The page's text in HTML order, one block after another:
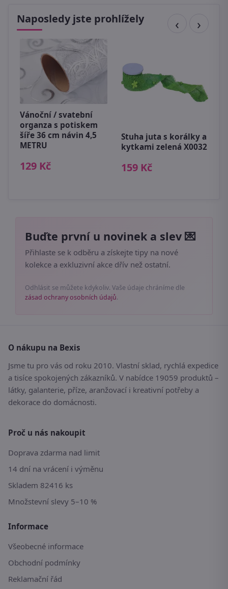
Naposledy jste prohlížely
Vánoční / svatební
organza s potiskem
šíře 36 cm návin 4,5
METRU
129 Kč
Stuha juta s korálky a
kytkami zelená X0032
159 Kč
Buďte první u novinek a slev 💌
Přihlaste se k odběru a získejte tipy na nové
kolekce a exkluzivní akce dřív než ostatní.
Odhlásit se můžete kdykoliv. Vaše údaje chráníme dle
zásad ochrany osobních údajů.
O nákupu na Bexis
Jsme tu pro vás od roku 2010. Vlastní sklad, rychlá expedice
a tisíce spokojených zákazníků. V nabídce 19059 produktů –
látky, galanterie, příze, aranžovací i kreativní potřeby a
dekorace do domácnosti.
Proč u nás nakoupit
Doprava zdarma nad limit
14 dní na vrácení i výměnu
Skladem 82416 ks
Množstevní slevy 5–10 %
Informace
Všeobecné informace
Obchodní podmínky
Reklamační řád